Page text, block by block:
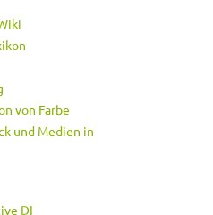
von Farbe
und Medien in
DI